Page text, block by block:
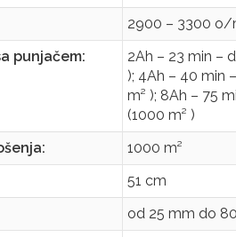
2900 – 3300 o/
punjačem:
2Ah – 23 min –
); 4Ah – 40 min
m² ); 8Ah – 75
(1000 m² )
1000 m²
51 cm
od 25 mm do